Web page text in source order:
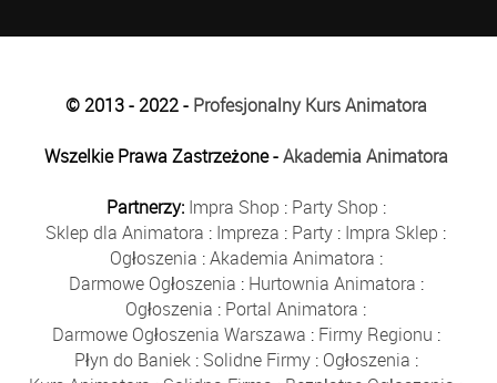
© 2013 - 2022 - Profesjonalny Kurs Animatora
Wszelkie Prawa Zastrzeżone -Akademia Animatora
Partnerzy: Impra Shop : Party Shop :
Sklep dla Animatora : Impreza : Party : Impra Sklep :
Ogłoszenia :Akademia Animatora :
Darmowe Ogłoszenia : Hurtownia Animatora :
Ogłoszenia : Portal Animatora :
Darmowe Ogłoszenia Warszawa : Firmy Regionu :
Płyn do Baniek: Solidne Firmy: Ogłoszenia :